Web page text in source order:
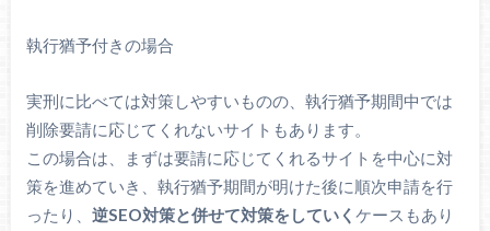
執行猶予付きの場合
実刑に比べては対策しやすいものの、執行猶予期間中では
削除要請に応じてくれないサイトもあります。
この場合は、まずは要請に応じてくれるサイトを中心に対
策を進めていき、執行猶予期間が明けた後に順次申請を行
ったり、 逆SEO対策と併せて対策をしていく ケースもあり